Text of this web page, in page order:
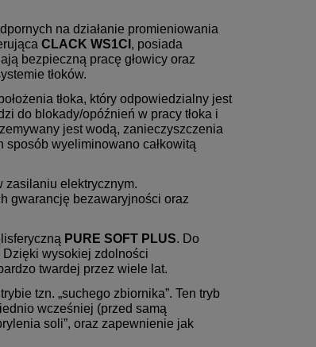
na działanie promieniowania
CLACK WS1CI , posiada
bezpieczną pracę głowicy oraz
tłoków.
tłoka, który odpowiedzialny jest
do blokady/opóźnień w pracy tłoka i
jest wodą, zanieczyszczenia
sposób wyeliminowano całkowitą
zasilaniu elektrycznym.
gwarancję bezawaryjności oraz
PURE SOFT PLUS. Do
Dzięki wysokiej zdolności
twardej przez wiele lat.
tzn. „suchego zbiornika”. Ten tryb
wcześniej (przed samą
soli”, oraz zapewnienie jak